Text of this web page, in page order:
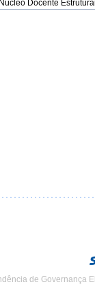
Núcleo Docente
de Governança